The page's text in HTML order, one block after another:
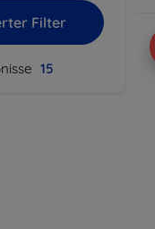
Filter
15